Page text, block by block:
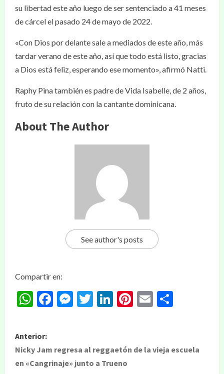
su libertad este año luego de ser sentenciado a 41 meses
de cárcel el pasado 24 de mayo de 2022.
«Con Dios por delante sale a mediados de este año, más
tardar verano de este año, así que todo está listo, gracias
a Dios está feliz, esperando ese momento», afirmó Natti.
Raphy Pina también es padre de Vida Isabelle, de 2 años,
fruto de su relación con la cantante dominicana.
About The Author
See author's posts
Compartir en:
WhatsApp
Facebook
Messenger
Twitter
LinkedIn
Pinterest
Email
Anterior:
Nicky Jam regresa al reggaetón de la vieja escuela
en «Cangrinaje» junto a Trueno